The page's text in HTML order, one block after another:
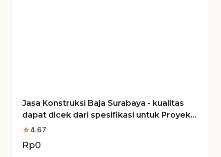
Jasa Konstruksi Baja Surabaya - kualitas
dapat dicek dari spesifikasi untuk Proyek
Anda
star4.67
Rp0